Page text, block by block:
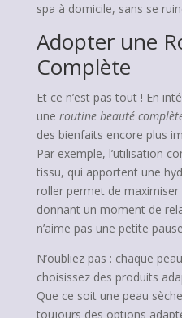
spa à domicile, sans se
Adopter une
Complète
Et ce n’est pas tout ! En
une routine beauté
des bienfaits encore plus
Par exemple, l’utilisation
tissu, qui apportent une
roller permet de
donnant un moment de
n’aime pas une petite
N’oubliez pas : chaque
choisissez des produits
Que ce soit une peau
toujours des options